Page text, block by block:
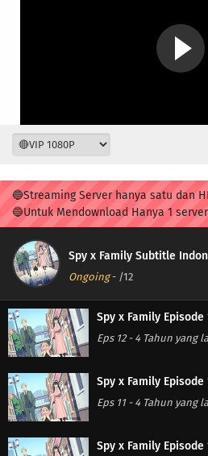
🔵Streaming Server hanya satu dan
🔵Untuk Mendownload Hanya 1
Spy x Family Subtitle
Ongoing- /12
Spy x Family Episode
Eps 12- 4 Tahun yang
Spy x Family Episode
Eps 11- 4 Tahun yang
Spy x Family Episode